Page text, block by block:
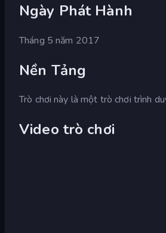
Ngày Phát Hành
Tháng 5 năm 2017
Nền Tảng
Trò chơi này là một trò chơi trình
Video trò chơi